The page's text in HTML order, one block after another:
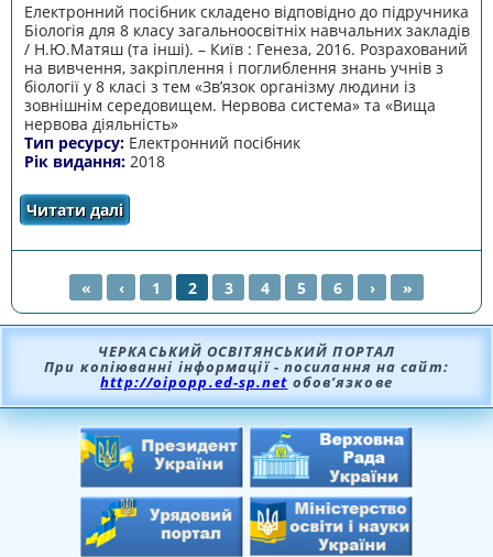
Електронний посібник складено відповідно до підручника
Біологія для 8 класу загальноосвітніх навчальних закладів
/ Н.Ю.Матяш (та інші). – Київ : Генеза, 2016. Розрахований
на вивчення, закріплення і поглиблення знань учнів з
біології у 8 класі з тем «Зв’язок організму людини із
зовнішнім середовищем. Нервова система» та «Вища
нервова діяльність»
Тип ресурсу: Електронний посібник
Рік видання: 2018
Читати далі
нервова діяльність
СТОРІНКИ
« ‹ 1 2 3 4 5 6 › »
ЧЕРКАСЬКИЙ ОСВІТЯНСЬКИЙ ПОРТАЛ
При копіюванні інформації - посилання на сайт:
http://oipopp.ed-sp.net обов’язкове